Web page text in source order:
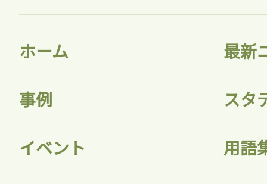
ホーム 最新
事例 スタ
イベント 用語